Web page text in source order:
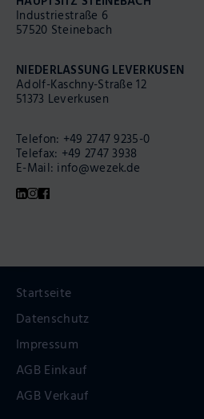
Industriestraße 6
57520 Steinebach
NIEDERLASSUNG LEVERKUSEN
Adolf-Kaschny-Straße 12
51373 Leverkusen
Telefon: +49 2747 9235-0
Telefax: +49 2747 3938
E-Mail: info@wezek.de
überspringen
Startseite
Datenschutz
Impressum
AGB Einkauf
AGB Verkauf